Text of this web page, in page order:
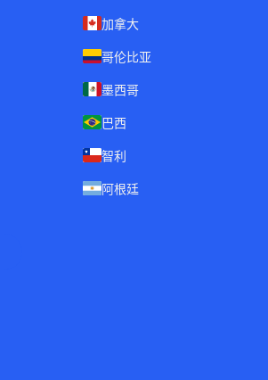
加拿大
哥伦比亚
墨西哥
巴西
智利
阿根廷